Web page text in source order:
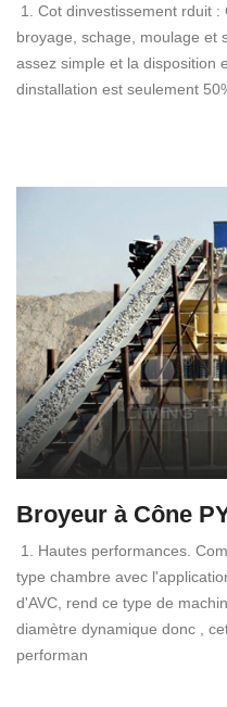
1. Cot dinvestissement rduit
broyage, schage, moulage et
assez simple et la disposition
dinstallation est seulement
Broyeur à Cône
1. Hautes performances.
type chambre avec
d'AVC, rend ce type de
diamètre dynamique donc ,
performan